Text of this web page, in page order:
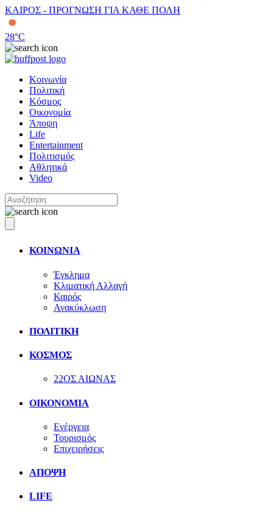
ΚΑΙΡΟΣ - ΠΡΟΓΝΩΣΗ ΓΙΑ ΚΑΘΕ ΠΟΛΗ
28°C
Κοινωνία
Πολιτική
Κόσμος
Οικονομία
Άποψη
Life
Entertainment
Πολιτισμός
Αθλητικά
Video
ΚΟΙΝΩΝΙΑ
Έγκλημα
Κλιματική Αλλαγή
Καιρός
Ανακύκλωση
ΠΟΛΙΤΙΚΗ
ΚΟΣΜΟΣ
22ΟΣ ΑΙΩΝΑΣ
ΟΙΚΟΝΟΜΙΑ
Ενέργεια
Τουρισμός
Επιχειρήσεις
ΑΠΟΨΗ
LIFE